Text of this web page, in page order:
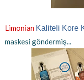
Limonian Kaliteli Kore
maskesi göndermiş...